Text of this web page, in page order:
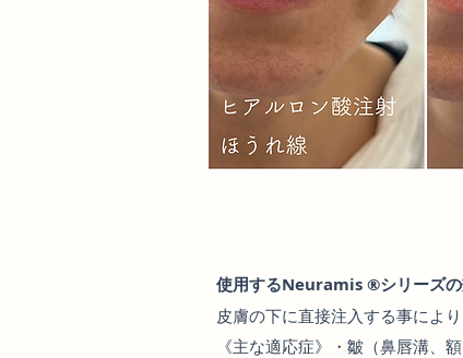
使用するNeuramis ®シリーズの
皮膚の下に直接注入する事によ
《主な適応症》・皺（鼻唇溝、